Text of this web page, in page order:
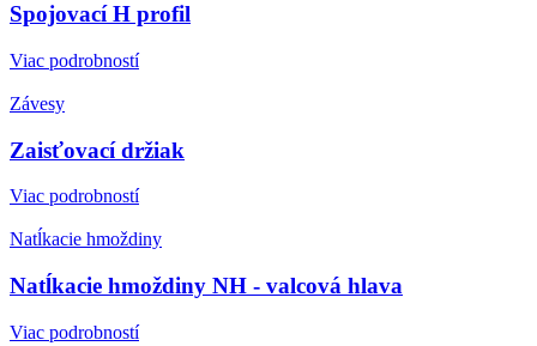
Spojovací H profil
Viac podrobností
Závesy
Zaisťovací držiak
Viac podrobností
Natĺkacie hmoždiny
Natĺkacie hmoždiny NH - valcová hlava
Viac podrobností